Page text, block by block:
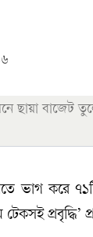
ছায়া বাজেট
ভাগ করে